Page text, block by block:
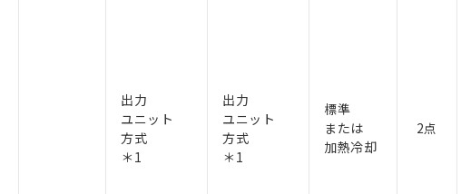
出力
ユニット
方式
＊1
出力
ユニット
方式
＊1
標準
または
加熱冷却
2点